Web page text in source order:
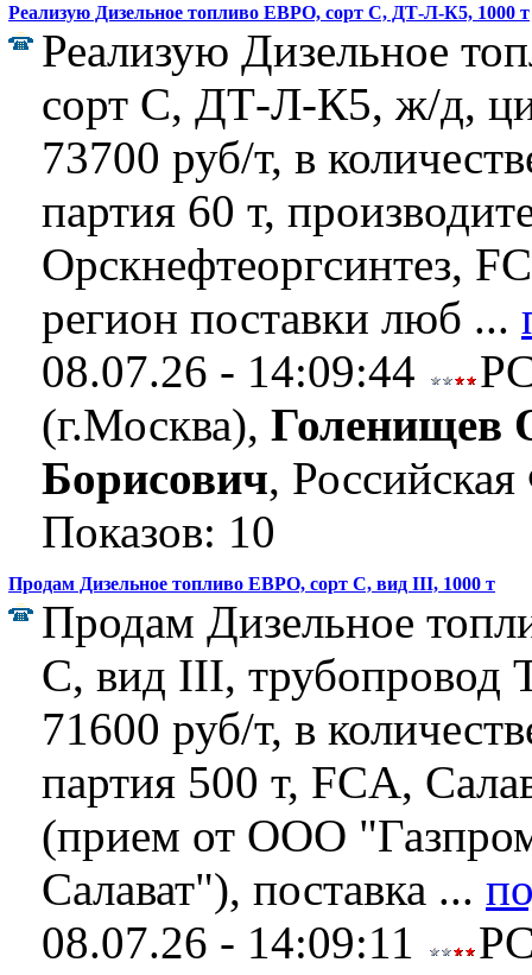
Реализую Дизельное топливо ЕВРО, сорт C, ДТ-Л-К5, 1000 т
Реализую Дизельное
сорт C, ДТ-Л-К5, ж/д,
73700 руб/т, в
партия 60 т,
Орскнефтеоргсинтез,
регион поставки люб ...
08.07.26 - 14:09:44
(г.Москва), Голенищев
Борисович,
Показов: 10
Продам Дизельное топливо ЕВРО, сорт С, вид III, 1000 т
Продам Дизельное
С, вид III, трубопровод
71600 руб/т, в
партия 500 т, FCA,
(прием от ООО
Салават"), поставка ...
08.07.26 - 14:09:11